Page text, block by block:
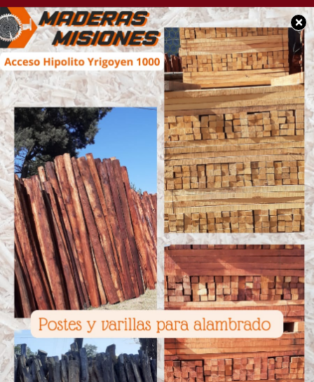
×
SOCIEDAD
Registro de lluvias
caída en las últimas
horas en nuestra
ciudad